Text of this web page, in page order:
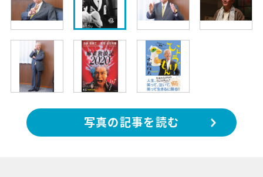
写真の記事を読む